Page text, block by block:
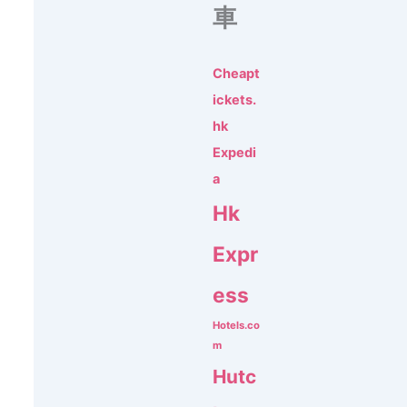
車
Cheapt
ickets.
hk
Expedi
a
Hk
Expr
ess
Hotels.co
m
Hutc